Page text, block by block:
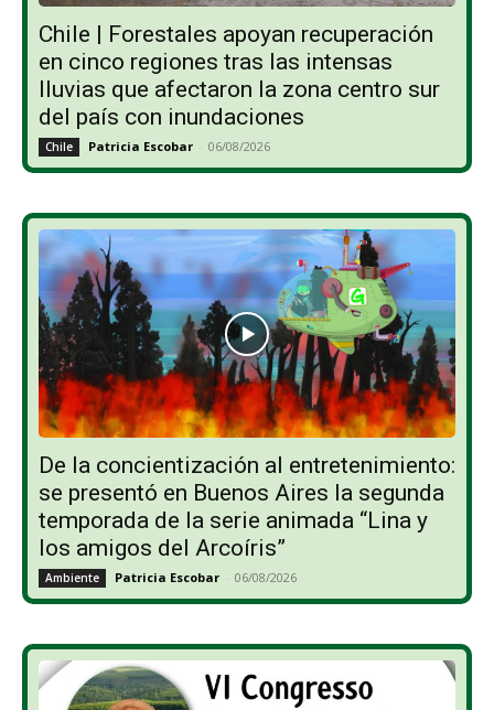
Chile | Forestales apoyan recuperación
en cinco regiones tras las intensas
lluvias que afectaron la zona centro sur
del país con inundaciones
Chile Patricia Escobar - 06/08/2026
De la concientización al entretenimiento:
se presentó en Buenos Aires la segunda
temporada de la serie animada “Lina y
los amigos del Arcoíris”
Ambiente Patricia Escobar - 06/08/2026